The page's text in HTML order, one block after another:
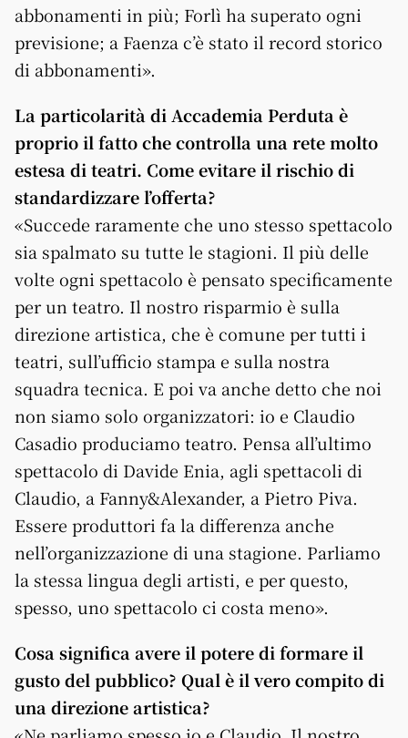
abbonamenti in più; Forlì ha superato ogni
previsione; a Faenza c’è stato il record storico
di abbonamenti».
La particolarità di Accademia Perduta è
proprio il fatto che controlla una rete molto
estesa di teatri. Come evitare il rischio di
standardizzare l’offerta?
«Succede raramente che uno stesso spettacolo
sia spalmato su tutte le stagioni. Il più delle
volte ogni spettacolo è pensato specificamente
per un teatro. Il nostro risparmio è sulla
direzione artistica, che è comune per tutti i
teatri, sull’ufficio stampa e sulla nostra
squadra tecnica. E poi va anche detto che noi
non siamo solo organizzatori: io e Claudio
Casadio produciamo teatro. Pensa all’ultimo
spettacolo di Davide Enia, agli spettacoli di
Claudio, a Fanny&Alexander, a Pietro Piva.
Essere produttori fa la differenza anche
nell’organizzazione di una stagione. Parliamo
la stessa lingua degli artisti, e per questo,
spesso, uno spettacolo ci costa meno».
Cosa significa avere il potere di formare il
gusto del pubblico? Qual è il vero compito di
una direzione artistica?